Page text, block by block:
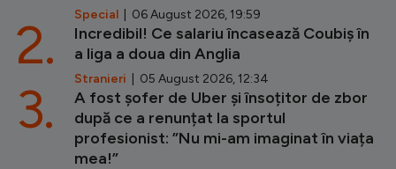
Special | 06 August 2026, 19:59
Incredibil! Ce salariu încasează Coubiș în
a liga a doua din Anglia
Stranieri | 05 August 2026, 12:34
2.
A fost șofer de Uber și însoțitor de zbor
după ce a renunțat la sportul
profesionist: ”Nu mi-am imaginat în viața
mea!”
3.